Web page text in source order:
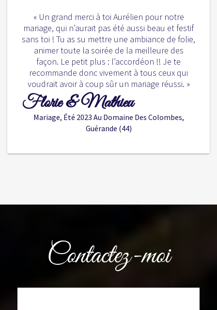
« Un grand merci à toi Aurélien pour notre
mariage, qui n’aurait pas été aussi beau et festif
sans toi ! Tu as su mettre une ambiance de folie,
animer toute la soirée de la meilleure des
façon. Le petit plus : l’accordéon !! Je te
recommande donc vivement à tous ceux qui
voudrait avoir à coup sûr un mariage réussi. »
Florie & Mathieu
Mariage, Été 2023 Au Domaine Des Colombes,
Guérande (44)
Contactez-moi